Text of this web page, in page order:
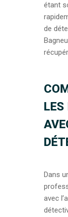
étant
de
Dans
avec